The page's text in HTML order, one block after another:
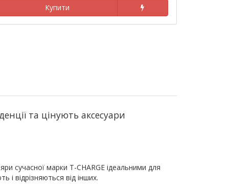
Купити
та цінують аксесуари
сучасної марки T-CHARGE ідеальними для
відрізняються від інших.